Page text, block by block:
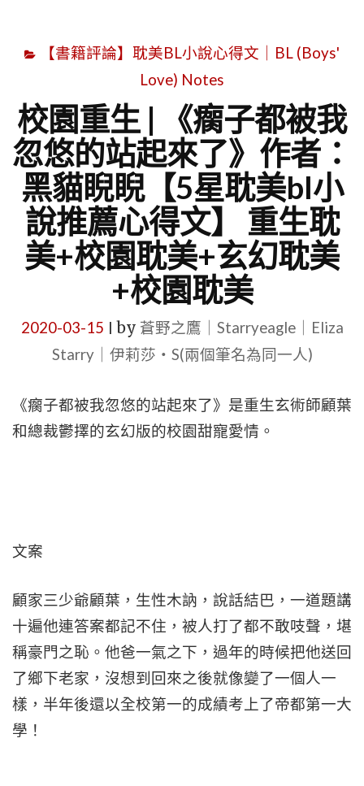
【書籍評論】耽美BL小說心得文｜BL (Boys'
Love) Notes
校園重生 | 《瘸子都被我
忽悠的站起來了》作者：
黑貓睨睨【5星耽美bl小
說推薦心得文】 重生耽
美+校園耽美+玄幻耽美
+校園耽美
2020-03-15 by 蒼野之鷹｜Starryeagle｜Eliza
Starry｜伊莉莎・S(兩個筆名為同一人)
《瘸子都被我忽悠的站起來了》是重生玄術師顧葉
和總裁鬱擇的玄幻版的校園甜寵愛情。
文案
顧家三少爺顧葉，生性木訥，說話結巴，一道題講
十遍他連答案都記不住，被人打了都不敢吱聲，堪
稱豪門之恥。他爸一氣之下，過年的時候把他送回
了鄉下老家，沒想到回來之後就像變了一個人一
樣，半年後還以全校第一的成績考上了帝都第一大
學！